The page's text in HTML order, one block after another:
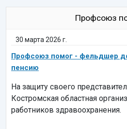
Профсоюз
30 марта 2026 г.
Профсоюз помог - фельдшер
пенсию
На защиту своего
Костромская областная
работников здравоохранения.